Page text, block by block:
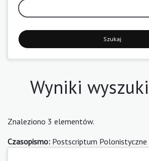
Szukaj
Wyniki
Znaleziono 3 elementów.
Czasopismo: Postscriptum Polonistyczne